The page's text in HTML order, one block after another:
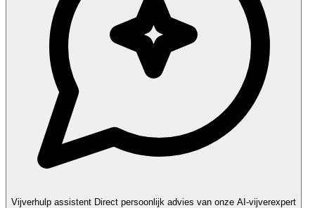
Vijverhulp assistent Direct persoonlijk advies van onze AI-vijverexpert